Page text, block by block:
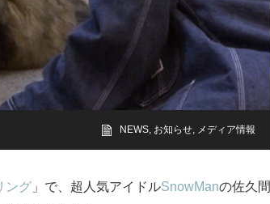
NEWS, お知らせ, メディア情報
ング 」で、超人気アイドルSnowManの佐久間